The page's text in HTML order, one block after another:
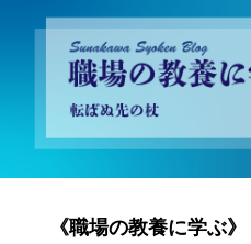
砂川昇建会長ブログ 職場の教養
《職場の教養に学ぶ》